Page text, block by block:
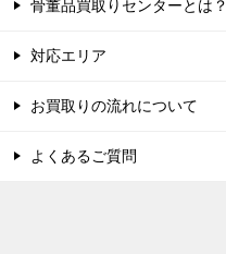
骨董品買取りセンターとは？
対応エリア
お買取りの流れについて
よくあるご質問